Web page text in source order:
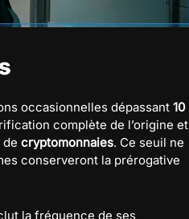
occasionnelles dépassant 10
complète de l’origine et
de cryptomonnaies. Ce seuil ne
conserveront la prérogative
la fréquence de ses